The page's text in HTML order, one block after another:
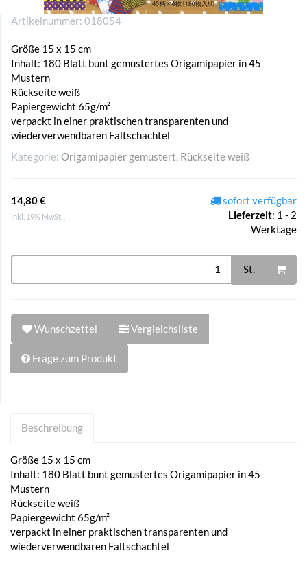
Artikelnummer: 018054
Größe 15 x 15 cm
Inhalt: 180 Blatt bunt gemustertes Origamipapier in 45
Mustern
Rückseite weiß
Papiergewicht 65g/m²
verpackt in einer praktischen transparenten und
wiederverwendbaren Faltschachtel
Kategorie: Origamipapier gemustert, Rückseite weiß
14,80 €
inkl. 19% MwSt. ,
sofort verfügbar
Lieferzeit: 1 - 2
Werktage
St.
Wunschzettel Vergleichsliste
Frage zum Produkt
Beschreibung
Größe 15 x 15 cm
Inhalt: 180 Blatt bunt gemustertes Origamipapier in 45
Mustern
Rückseite weiß
Papiergewicht 65g/m²
verpackt in einer praktischen transparenten und
wiederverwendbaren Faltschachtel